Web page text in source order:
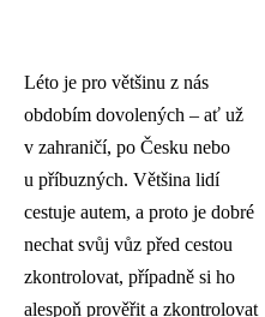
Léto je pro většinu z nás
obdobím dovolených – ať už
v zahraničí, po Česku nebo
u příbuzných. Většina lidí
cestuje autem, a proto je dobré
nechat svůj vůz před cestou
zkontrolovat, případně si ho
alespoň prověřit a zkontrolovat